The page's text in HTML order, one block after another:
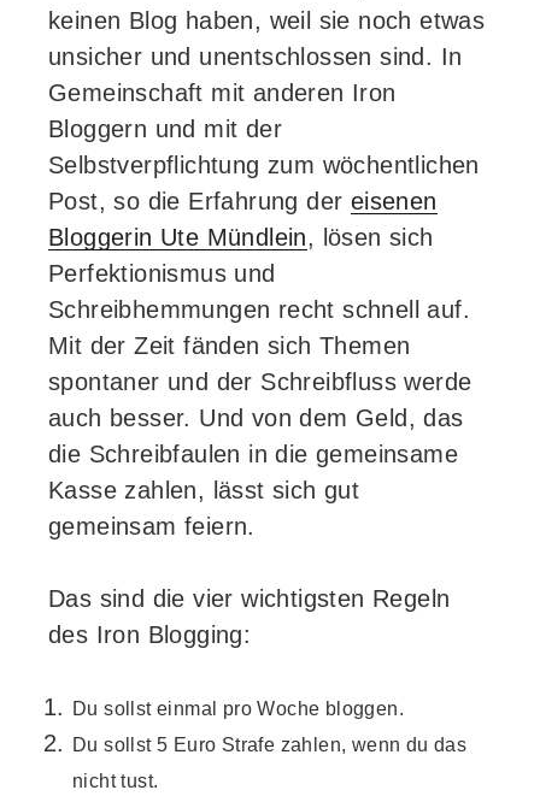
keinen Blog haben, weil sie noch etwas
unsicher und unentschlossen sind. In
Gemeinschaft mit anderen Iron
Bloggern und mit der
Selbstverpflichtung zum wöchentlichen
Post, so die Erfahrung der eisenen
Bloggerin Ute Mündlein, lösen sich
Perfektionismus und
Schreibhemmungen recht schnell auf.
Mit der Zeit fänden sich Themen
spontaner und der Schreibfluss werde
auch besser. Und von dem Geld, das
die Schreibfaulen in die gemeinsame
Kasse zahlen, lässt sich gut
gemeinsam feiern.
Das sind die vier wichtigsten Regeln
des Iron Blogging:
Du sollst einmal pro Woche bloggen.
Du sollst 5 Euro Strafe zahlen, wenn du das
nicht tust.